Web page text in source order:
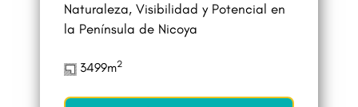
Naturaleza, Visibilidad y Potencial en
la Península de Nicoya
3499m2